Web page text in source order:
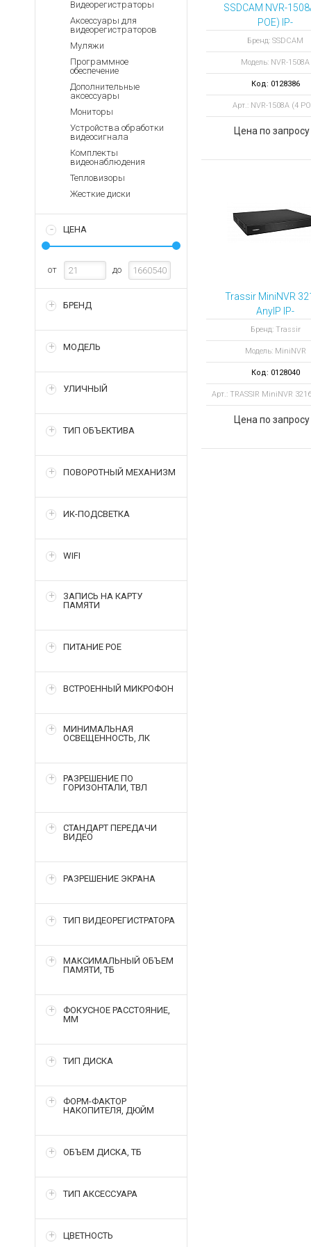
Запасные
Терминалы
оплаты
Архивные
Аккумуляторы для
Зарядные устройства
Архивные товары
Видеорегистраторы
Аксессуары для
видеорегистраторов
Муляжи
Программное
обеспечение
Дополнительные
аксессуары
Мониторы
Устройства обработки
видеосигнала
Комплекты
видеонаблюдения
Тепловизоры
Жесткие диски
ЦЕНА
от до
БРЕНД
МОДЕЛЬ
УЛИЧНЫЙ
ТИП ОБЪЕКТИВА
ПОВОРОТНЫЙ МЕХАНИЗМ
ИК-ПОДСВЕТКА
WIFI
ЗАПИСЬ НА КАРТУ
ПАМЯТИ
ПИТАНИЕ POE
ВСТРОЕННЫЙ МИКРОФОН
МИНИМАЛЬНАЯ
ОСВЕЩЕННОСТЬ, ЛК
РАЗРЕШЕНИЕ ПО
ГОРИЗОНТАЛИ, ТВЛ
СТАНДАРТ ПЕРЕДАЧИ
ВИДЕО
РАЗРЕШЕНИЕ ЭКРАНА
ТИП ВИДЕОРЕГИСТРАТОРА
МАКСИМАЛЬНЫЙ ОБЪЕМ
ПАМЯТИ, ТБ
ФОКУСНОЕ РАССТОЯНИЕ,
ММ
ТИП ДИСКА
ФОРМ-ФАКТОР
НАКОПИТЕЛЯ, ДЮЙМ
ОБЪЕМ ДИСКА, ТБ
ТИП АКСЕССУАРА
ЦВЕТНОСТЬ
SSDCAM NVR-
POE) IP-
каналов
Бренд: SSDCAM
Модель: NVR-1508A
Код: 0128386
Арт.: NVR-1508A (4
Цена по запросу
Trassir MiniNVR
AnyIP IP-
IP-каналов
Бренд: Trassir
Модель: MiniNVR
Код: 0128040
Арт.: TRASSIR MiniNVR
Цена по запросу